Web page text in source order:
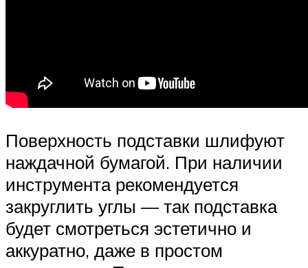
Поверхность подставки шлифуют
наждачной бумагой. При наличии
инструмента рекомендуется
закруглить углы — так подставка
будет смотреться эстетично и
аккуратно, даже в простом